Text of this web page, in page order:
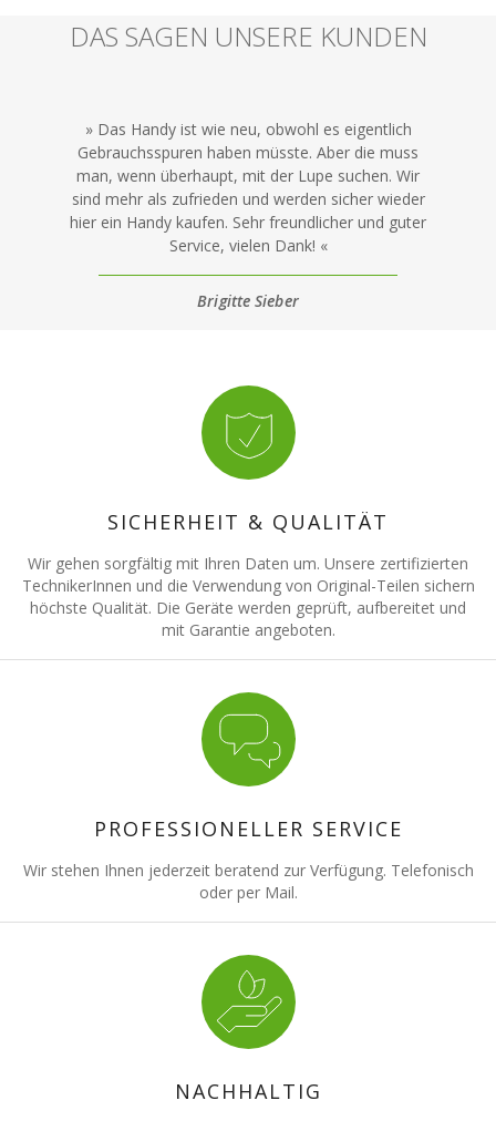
DAS SAGEN UNSERE KUNDEN
Das Handy ist wie neu, obwohl es eigentlich
Gebrauchsspuren haben müsste. Aber die muss
man, wenn überhaupt, mit der Lupe suchen. Wir
sind mehr als zufrieden und werden sicher wieder
hier ein Handy kaufen. Sehr freundlicher und guter
Service, vielen Dank!
Brigitte Sieber
SICHERHEIT & QUALITÄT
Wir gehen sorgfältig mit Ihren Daten um. Unsere zertifizierten
TechnikerInnen und die Verwendung von Original-Teilen sichern
höchste Qualität. Die Geräte werden geprüft, aufbereitet und
mit Garantie angeboten.
PROFESSIONELLER SERVICE
Wir stehen Ihnen jederzeit beratend zur Verfügung. Telefonisch
oder per Mail.
NACHHALTIG